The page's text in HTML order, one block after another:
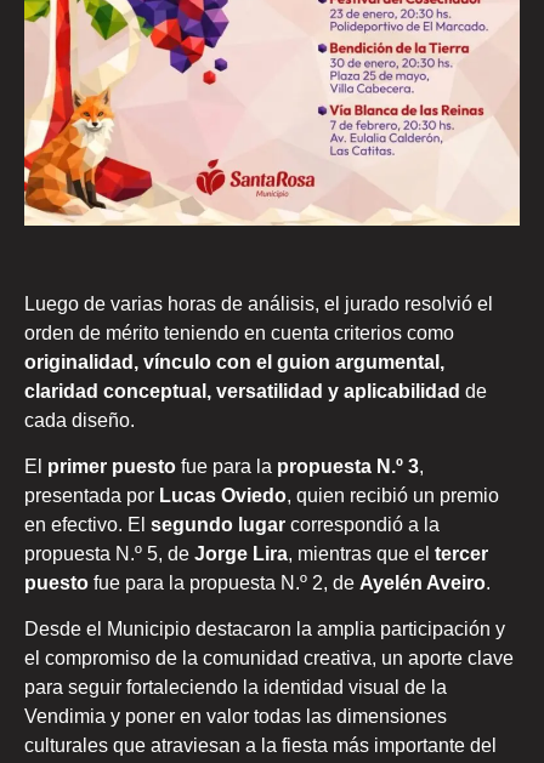
Luego de varias horas de análisis, el jurado resolvió el
orden de mérito teniendo en cuenta criterios como
originalidad, vínculo con el guion argumental,
claridad conceptual, versatilidad y aplicabilidad de
cada diseño.
El primer puesto fue para la propuesta N.º 3,
presentada por Lucas Oviedo, quien recibió un premio
en efectivo. El segundo lugar correspondió a la
propuesta N.º 5, de Jorge Lira, mientras que el tercer
puesto fue para la propuesta N.º 2, de Ayelén Aveiro.
Desde el Municipio destacaron la amplia participación y
el compromiso de la comunidad creativa, un aporte clave
para seguir fortaleciendo la identidad visual de la
Vendimia y poner en valor todas las dimensiones
culturales que atraviesan a la fiesta más importante del